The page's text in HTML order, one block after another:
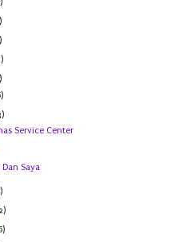
Service Center
Saya